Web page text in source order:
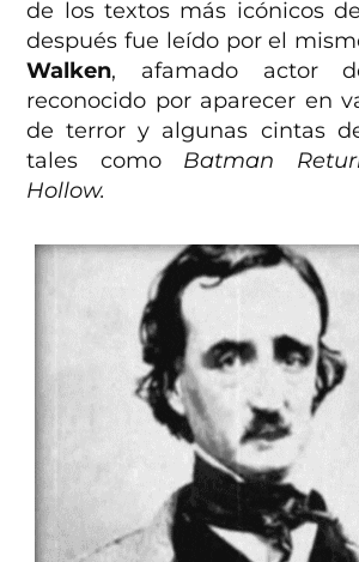
de los textos más icónicos
después fue leído por el
Walken, afamado actor
reconocido por aparecer en
de terror y algunas cintas
tales como Batman
Hollow.